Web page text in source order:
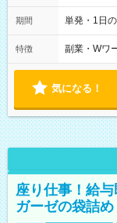
00 (休憩あり) ３６協
時間 勤務
期間 単発・1日
特徴 副業・Wワ
気になる！
座り仕事！給
ガーゼの袋詰め